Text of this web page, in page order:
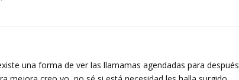
una forma de ver las llamamas agendadas para